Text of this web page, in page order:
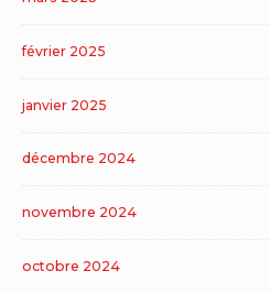
février 2025
janvier 2025
décembre 2024
novembre 2024
octobre 2024